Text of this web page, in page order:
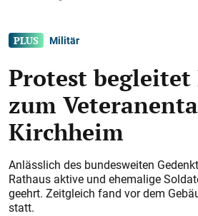
Militär
Protest begleitet
zum
Kirchheim
Anlässlich des bundesweiten
Rathaus aktive und ehemalige
geehrt. Zeitgleich fand vor dem
statt.